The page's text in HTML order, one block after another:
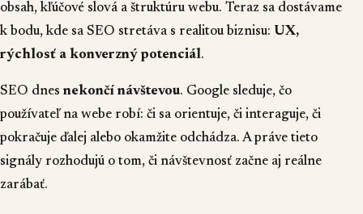
obsah, kľúčové slová a štruktúru webu. Teraz sa dostávame
k bodu, kde sa SEO stretáva s realitou biznisu: UX,
rýchlosť a konverzný potenciál.
SEO dnes nekončí návštevou. Google sleduje, čo
používateľ na webe robí: či sa orientuje, či interaguje, či
pokračuje ďalej alebo okamžite odchádza. A práve tieto
signály rozhodujú o tom, či návštevnosť začne aj reálne
zarábať.